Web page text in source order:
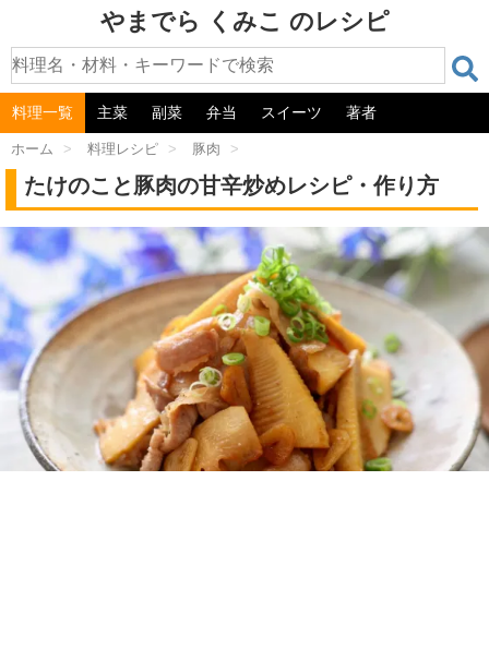
やまでら くみこ のレシピ
料理一覧 主菜 副菜 弁当 スイーツ 著者
ホーム > 料理レシピ > 豚肉 >
たけのこと豚肉の甘辛炒めレシピ・作り方